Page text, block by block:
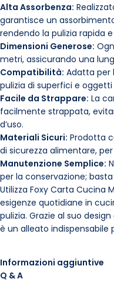
Alta Assorbenza:
garantisce un
rendendo la pulizia rapida
Dimensioni Generose:
metri, assicurando una
Compatibilità: Adatta per
pulizia di superfici e
Facile da Strappare: La
facilmente strappata,
d’uso.
Materiali Sicuri: Prodotta
di sicurezza alimentare,
Manutenzione Semplice:
per la conservazione;
Utilizza Foxy Carta Cucina
esigenze quotidiane in
pulizia. Grazie al suo
è un alleato indispensabile
Informazioni aggiuntive
Q & A